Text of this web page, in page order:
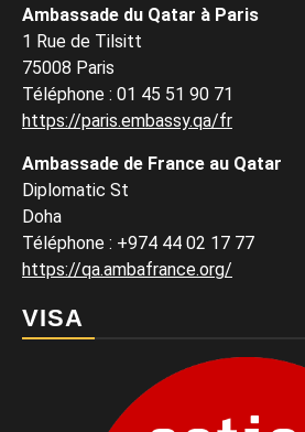
Ambassade du Qatar à Paris
1 Rue de Tilsitt
75008 Paris
Téléphone : 01 45 51 90 71
https://paris.embassy.qa/fr
Ambassade de France au Qatar
Diplomatic St
Doha
Téléphone : +974 44 02 17 77
https://qa.ambafrance.org/
VISA